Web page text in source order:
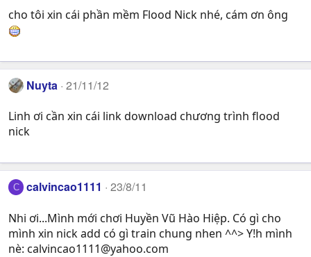
cho tôi xin cái phần mềm Flood Nick nhé, cám ơn ông
Nuyta 21/11/12
Linh ơi cần xin cái link download chương trình flood
nick
C calvincao1111 23/8/11
Nhi ơi...Mình mới chơi Huyền Vũ Hào Hiệp. Có gì cho
mình xin nick add có gì train chung nhen ^^> Y!h mình
nè: calvincao1111@yahoo.com